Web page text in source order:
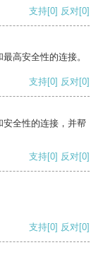
支持[0] 反对[0]
高安全性的连接。
支持[0] 反对[0]
全性的连接，并帮
支持[0] 反对[0]
支持[0] 反对[0]